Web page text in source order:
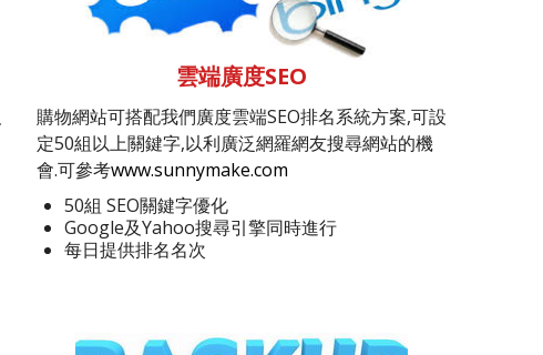
雲端廣度SEO
購物網站可搭配我們廣度雲端SEO排名系統方案,可設
定50組以上關鍵字,以利廣泛網羅網友搜尋網站的機
會.可參考www.sunnymake.com
50組 SEO關鍵字優化
Google及Yahoo搜尋引擎同時進行
每日提供排名名次